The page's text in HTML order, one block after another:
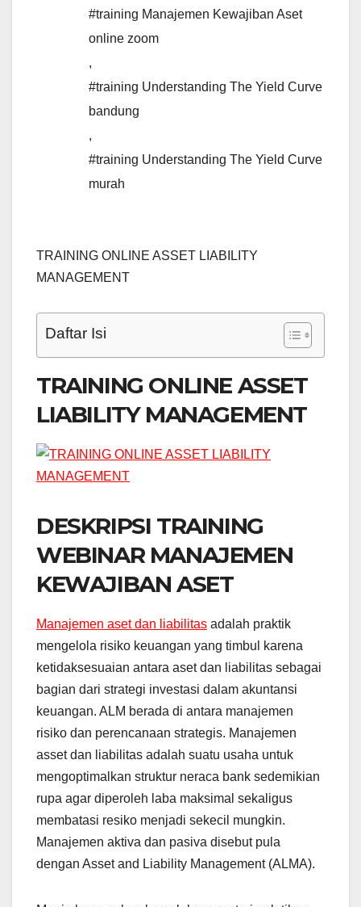
#training Manajemen Kewajiban Aset
online zoom
,
#training Understanding The Yield Curve
bandung
,
#training Understanding The Yield Curve
murah
TRAINING ONLINE ASSET LIABILITY
MANAGEMENT
Daftar Isi
TRAINING ONLINE ASSET
LIABILITY MANAGEMENT
DESKRIPSI TRAINING
WEBINAR MANAJEMEN
KEWAJIBAN ASET
Manajemen aset dan liabilitas adalah praktik
mengelola risiko keuangan yang timbul karena
ketidaksesuaian antara aset dan liabilitas sebagai
bagian dari strategi investasi dalam akuntansi
keuangan. ALM berada di antara manajemen
risiko dan perencanaan strategis. Manajemen
asset dan liabilitas adalah suatu usaha untuk
mengoptimalkan struktur neraca bank sedemikian
rupa agar diperoleh laba maksimal sekaligus
membatasi resiko menjadi sekecil mungkin.
Manajemen aktiva dan pasiva disebut pula
dengan Asset and Liability Management (ALMA).